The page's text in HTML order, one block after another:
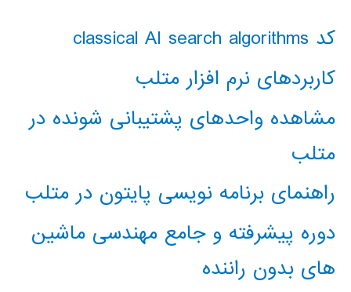
کد classical AI search algorithms
کاربردهای نرم افزار متلب
مشاهده واحدهای پشتیبانی شونده در
متلب
راهنمای برنامه نویسی پایتون در متلب
دوره پیشرفته و جامع مهندسی ماشین
های بدون راننده